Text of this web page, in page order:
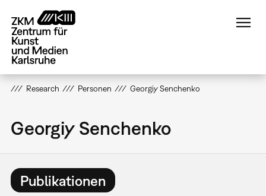
zum
Inhalt
Research Personen Georgiy Senchenko
Georgiy Senchenko
Publikationen